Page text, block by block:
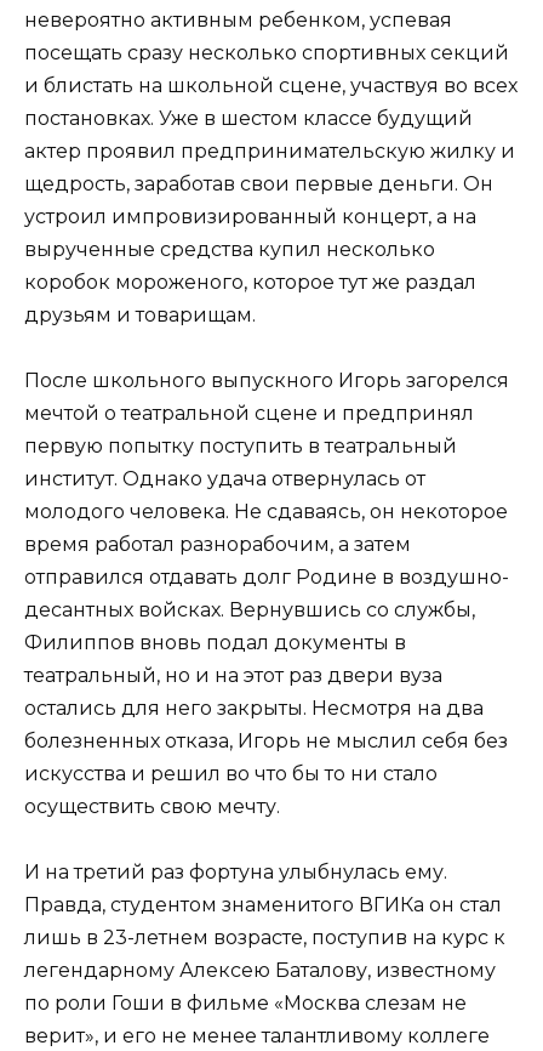
невероятно активным ребенком, успевая
посещать сразу несколько спортивных секций
и блистать на школьной сцене, участвуя во всех
постановках. Уже в шестом классе будущий
актер проявил предпринимательскую жилку и
щедрость, заработав свои первые деньги. Он
устроил импровизированный концерт, а на
вырученные средства купил несколько
коробок мороженого, которое тут же раздал
друзьям и товарищам.
После школьного выпускного Игорь загорелся
мечтой о театральной сцене и предпринял
первую попытку поступить в театральный
институт. Однако удача отвернулась от
молодого человека. Не сдаваясь, он некоторое
время работал разнорабочим, а затем
отправился отдавать долг Родине в воздушно-
десантных войсках. Вернувшись со службы,
Филиппов вновь подал документы в
театральный, но и на этот раз двери вуза
остались для него закрыты. Несмотря на два
болезненных отказа, Игорь не мыслил себя без
искусства и решил во что бы то ни стало
осуществить свою мечту.
И на третий раз фортуна улыбнулась ему.
Правда, студентом знаменитого ВГИКа он стал
лишь в 23-летнем возрасте, поступив на курс к
легендарному Алексею Баталову, известному
по роли Гоши в фильме «Москва слезам не
верит», и его не менее талантливому коллеге